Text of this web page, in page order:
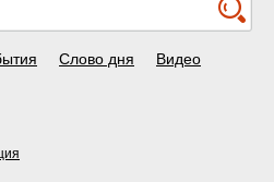
Слово дня Видео